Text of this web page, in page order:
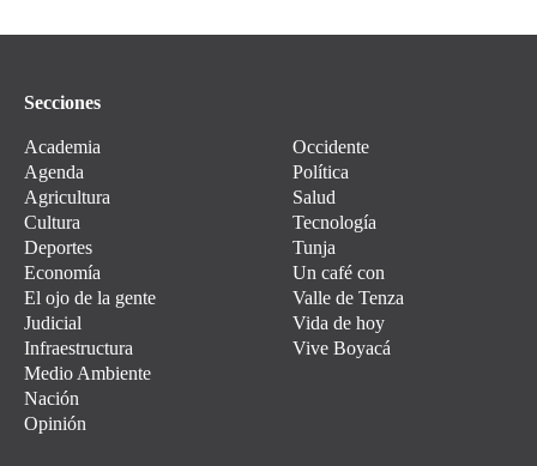
Secciones
Academia
Agenda
Agricultura
Cultura
Deportes
Economía
El ojo de la gente
Judicial
Infraestructura
Medio Ambiente
Nación
Opinión
Occidente
Política
Salud
Tecnología
Tunja
Un café con
Valle de Tenza
Vida de hoy
Vive Boyacá